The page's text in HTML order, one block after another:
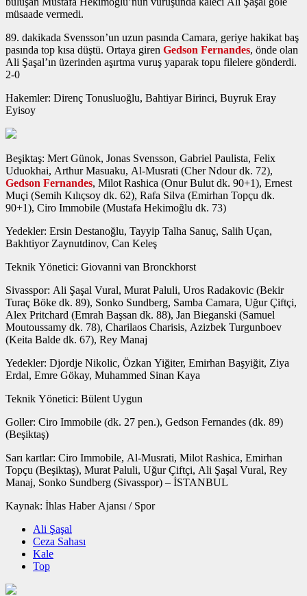
müsaade vermedi.
89. dakikada Svensson’un uzun pasında Camara, geriye hakikat baş
pasında top kısa düştü. Ortaya giren Gedson Fernandes, önde olan
Ali Şaşal’ın üzerinden aşırtma vuruş yaparak topu filelere gönderdi.
2-0
Hakemler: Direnç Tonusluoğlu, Bahtiyar Birinci, Buyruk Eray
Eyisoy
Beşiktaş: Mert Günok, Jonas Svensson, Gabriel Paulista, Felix
Uduokhai, Arthur Masuaku, Al-Musrati (Cher Ndour dk. 72),
Gedson Fernandes, Milot Rashica (Onur Bulut dk. 90+1), Ernest
Muçi (Semih Kılıçsoy dk. 62), Rafa Silva (Emirhan Topçu dk.
90+1), Ciro Immobile (Mustafa Hekimoğlu dk. 73)
Yedekler: Ersin Destanoğlu, Tayyip Talha Sanuç, Salih Uçan,
Bakhtiyor Zaynutdinov, Can Keleş
Teknik Yönetici: Giovanni van Bronckhorst
Sivasspor: Ali Şaşal Vural, Murat Paluli, Uros Radakovic (Bekir
Turaç Böke dk. 89), Sonko Sundberg, Samba Camara, Uğur Çiftçi,
Alex Pritchard (Emrah Başsan dk. 88), Jan Bieganski (Samuel
Moutoussamy dk. 78), Charilaos Charisis, Azizbek Turgunboev
(Keita Balde dk. 67), Rey Manaj
Yedekler: Djordje Nikolic, Özkan Yiğiter, Emirhan Başyiğit, Ziya
Erdal, Emre Gökay, Muhammed Sinan Kaya
Teknik Yönetici: Bülent Uygun
Goller: Ciro Immobile (dk. 27 pen.), Gedson Fernandes (dk. 89)
(Beşiktaş)
Sarı kartlar: Ciro Immobile, Al-Musrati, Milot Rashica, Emirhan
Topçu (Beşiktaş), Murat Paluli, Uğur Çiftçi, Ali Şaşal Vural, Rey
Manaj, Sonko Sundberg (Sivasspor) – İSTANBUL
Kaynak: İhlas Haber Ajansı / Spor
Ali Şaşal
Ceza Sahası
Kale
Top